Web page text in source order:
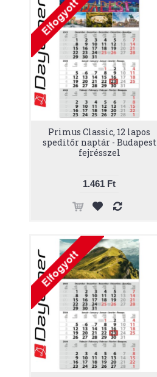
Primus Classic, 12 lapos
speditőr naptár - Budapest
fejrésszel
1.461 Ft